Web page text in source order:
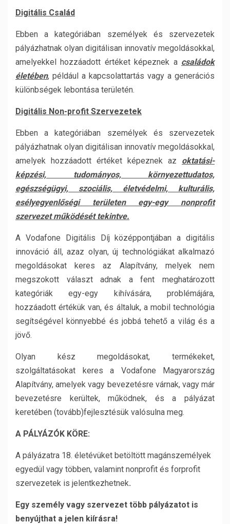
Digitális Család
Ebben a kategóriában személyek és szervezetek
pályázhatnak olyan digitálisan innovatív megoldásokkal,
amelyekkel hozzáadott értéket képeznek a családok
életében, például a kapcsolattartás vagy a generációs
különbségek lebontása területén.
Digitális Non-profit Szervezetek
Ebben a kategóriában személyek és szervezetek
pályázhatnak olyan digitálisan innovatív megoldásokkal,
amelyek hozzáadott értéket képeznek az oktatási-
képzési, tudományos, környezettudatos,
egészségügyi, szociális, életvédelmi, kulturális,
esélyegyenlőségi területen egy-egy nonprofit
szervezet működését tekintve.
A Vodafone Digitális Díj középpontjában a digitális
innováció áll, azaz olyan, új technológiákat alkalmazó
megoldásokat keres az Alapítvány, melyek nem
megszokott választ adnak a fent meghatározott
kategóriák egy-egy kihívására, problémájára,
hozzáadott értékük van, és általuk, a mobil technológia
segítségével könnyebbé és jobbá tehető a világ és a
jövő.
Olyan kész megoldásokat, termékeket,
szolgáltatásokat keres a Vodafone Magyarország
Alapítvány, amelyek vagy bevezetésre várnak, vagy már
bevezetésre kerültek, működnek, és a pályázat
keretében (tovább)fejlesztésük valósulna meg.
A PÁLYÁZÓK KÖRE:
A pályázatra 18. életévüket betöltött magánszemélyek
egyedül vagy többen, valamint nonprofit és forprofit
szervezetek is jelentkezhetnek.
Egy személy vagy szervezet több pályázatot is
benyújthat a jelen kiírásra!